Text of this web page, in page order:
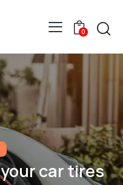
0
car tires